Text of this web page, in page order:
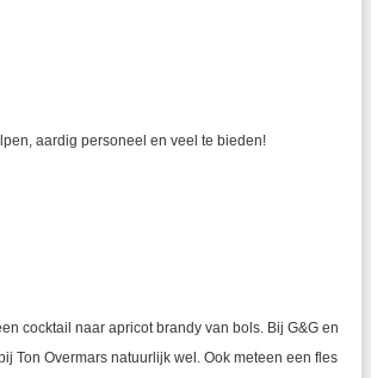
aardig personeel en veel te bieden!
cocktail naar apricot brandy van bols. Bij G&G en
Ton Overmars natuurlijk wel. Ook meteen een fles